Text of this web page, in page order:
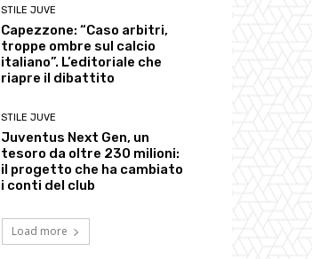
STILE JUVE
Capezzone: “Caso arbitri,
troppe ombre sul calcio
italiano”. L’editoriale che
riapre il dibattito
STILE JUVE
Juventus Next Gen, un
tesoro da oltre 230 milioni:
il progetto che ha cambiato
i conti del club
Load more